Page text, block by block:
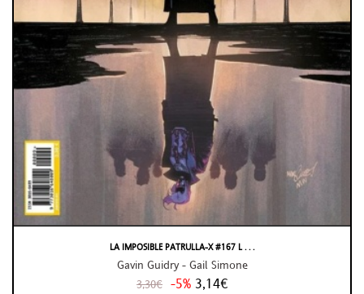
LA IMPOSIBLE PATRULLA-X #167 L . . .
Gavin Guidry - Gail Simone
3,30€ -5% 3,14€